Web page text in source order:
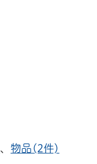
、 物品(2件)